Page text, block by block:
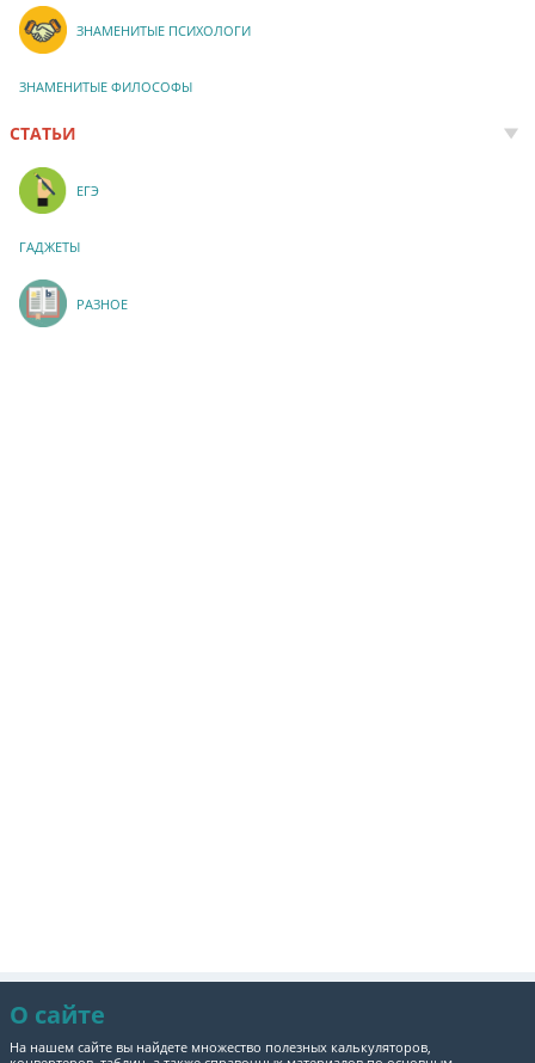
ЗНАМЕНИТЫЕ ПСИХОЛОГИ
ЗНАМЕНИТЫЕ ФИЛОСОФЫ
СТАТЬИ
ЕГЭ
ГАДЖЕТЫ
РАЗНОЕ
О сайте
На нашем сайте вы найдете множество полезных калькуляторов,